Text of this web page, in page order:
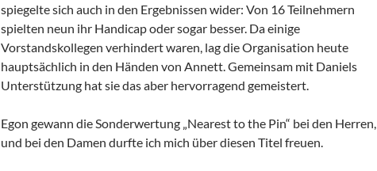
spiegelte sich auch in den Ergebnissen wider: Von 16 Teilnehmern
spielten neun ihr Handicap oder sogar besser. Da einige
Vorstandskollegen verhindert waren, lag die Organisation heute
hauptsächlich in den Händen von Annett. Gemeinsam mit Daniels
Unterstützung hat sie das aber hervorragend gemeistert.
Egon gewann die Sonderwertung „Nearest to the Pin“ bei den Herren,
und bei den Damen durfte ich mich über diesen Titel freuen.